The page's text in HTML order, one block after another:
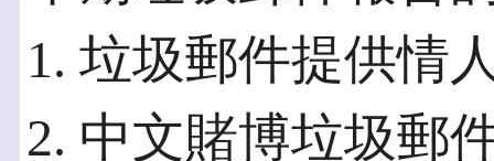
1. 垃圾郵件提供情
2. 中文賭博垃圾郵